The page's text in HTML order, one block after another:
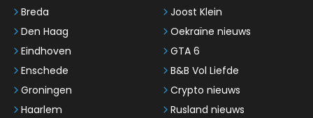
Breda
Den Haag
Eindhoven
Enschede
Groningen
Haarlem
Joost Klein
Oekraïne nieuws
GTA 6
B&B Vol Liefde
Crypto nieuws
Rusland nieuws